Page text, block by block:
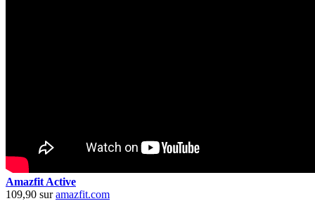
Amazfit Active
109,90 suramazfit.com